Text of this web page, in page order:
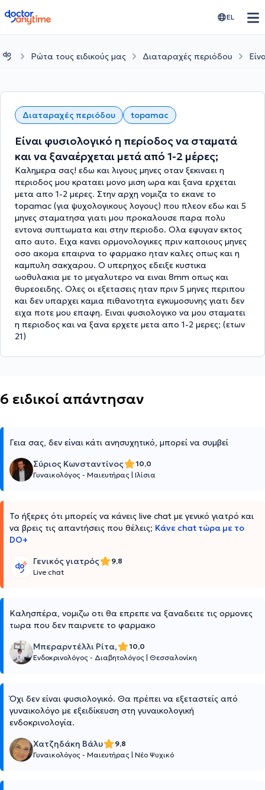
doctoranytime EL
Ρώτα τους ειδικούς μας Διαταραχές περιόδου
Διαταραχές περιόδου topamac
Είναι φυσιολογικό η περίοδος να σταματά
και να ξαναέρχεται μετά από 1-2 μέρες;
Καλημερα σας! εδω και λιγους μηνες οταν ξεκιναει η
περιοδος μου κραταει μονο μιση ωρα και ξανα ερχεται
μετα απο 1-2 μερες. Στην αρχη νομιζα το εκανε το
topamac (για ψυχολογικους λογους) που πλεον εδω και 5
μηνες σταματησα γιατι μου προκαλουσε παρα πολυ
εντονα συπτωματα και στην περιοδο. Ολα εφυγαν εκτος
απο αυτο. Ειχα κανει ορμονολογικες πριν καποιους μηνες
οσο ακομα επαιρνα το φαρμακο ηταν καλες οπως και η
καμπυλη σακχαρου. Ο υπερηχος εδειξε κυστικα
ωοθυλακια με το μεγαλυτερο να ειναι 8mm οπως και
θυρεοειδης. Ολες οι εξετασεις ηταν πριν 5 μηνες περιπου
και δεν υπαρχει καμια πιθανοτητα εγκυμοσυνης γιατι δεν
ειχα ποτε μου επαφη. Ειναι φυσιολογικο να μου σταματει
η περιοδος και να ξανα ερχετε μετα απο 1-2 μερες; (ετων
21)
6 ειδικοί απάντησαν
Γεια σας, δεν είναι κάτι ανησυχητικό, μπορεί να συμβεί
Σύριος Κωνσταντίνος
10,0
Γυναικολόγος - Μαιευτήρας Ιλίσια
Το ήξερες ότι μπορείς να κάνεις live chat με γενικό γιατρό και
να βρεις τις απαντήσεις που θέλεις; Κάνε chat τώρα με το
DO+
Γενικός γιατρός
9,8
Live chat
Καλησπέρα, νομιζω οτι θα επρεπε να ξαναδειτε τις ορμονες
τωρα που δεν παιρνετε το φαρμακο
Μπεραρντέλλι Ρίτα,
10,0
Ενδοκρινολόγος - Διαβητολόγος Θεσσαλονίκη
Όχι δεν είναι φυσιολογικό. Θα πρέπει να εξεταστείς από
γυναικολόγο με εξειδίκευση στη γυναικολογική
ενδοκρινολογία.
Χατζηδάκη Βάλυ
9,8
Γυναικολόγος - Μαιευτήρας Νέο Ψυχικό